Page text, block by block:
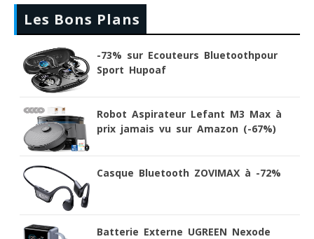
Les Bons Plans
-73% sur Ecouteurs Bluetoothpour
Sport Hupoaf
Robot Aspirateur Lefant M3 Max à
prix jamais vu sur Amazon (-67%)
Casque Bluetooth ZOVIMAX à -72%
Batterie Externe UGREEN Nexode